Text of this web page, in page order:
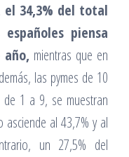
el 34,3% del total
piensa
mientras que en
las pymes de 10
de 1 a 9, se muestran
asciende al 43,7% y al
un 27,5% del